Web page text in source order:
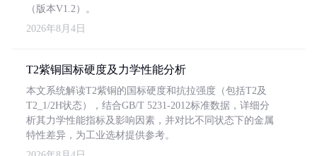
（版本V1.2）。
2026年8月4日
T2紫铜国标硬度及力学性能分析
本文系统解读T2紫铜的国标硬度和抗拉强度（包括T2及
T2_1/2H状态），结合GB/T 5231-2012标准数据，详细分
析其力学性能指标及影响因素，并对比不同状态下的金属
特性差异，为工业选材提供参考。